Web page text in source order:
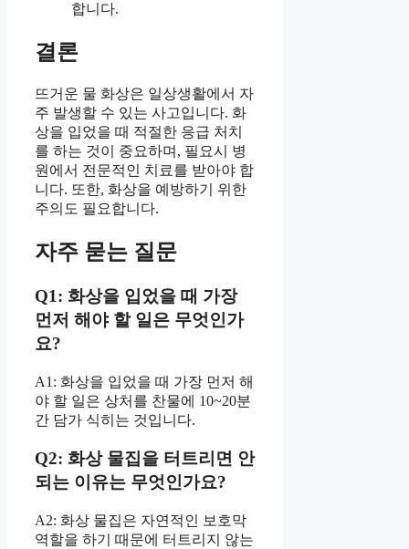
합니다.
결론
뜨거운 물 화상은 일상생활에서 자
주 발생할 수 있는 사고입니다. 화
상을 입었을 때 적절한 응급 처치
를 하는 것이 중요하며, 필요시 병
원에서 전문적인 치료를 받아야 합
니다. 또한, 화상을 예방하기 위한
주의도 필요합니다.
자주 묻는 질문
Q1: 화상을 입었을 때 가장
먼저 해야 할 일은 무엇인가
요?
A1: 화상을 입었을 때 가장 먼저 해
야 할 일은 상처를 찬물에 10~20분
간 담가 식히는 것입니다.
Q2: 화상 물집을 터트리면 안
되는 이유는 무엇인가요?
A2: 화상 물집은 자연적인 보호막
역할을 하기 때문에 터트리지 않는